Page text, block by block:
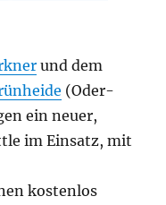
und dem
(Oder-
ein neuer,
im Einsatz, mit
kostenlos